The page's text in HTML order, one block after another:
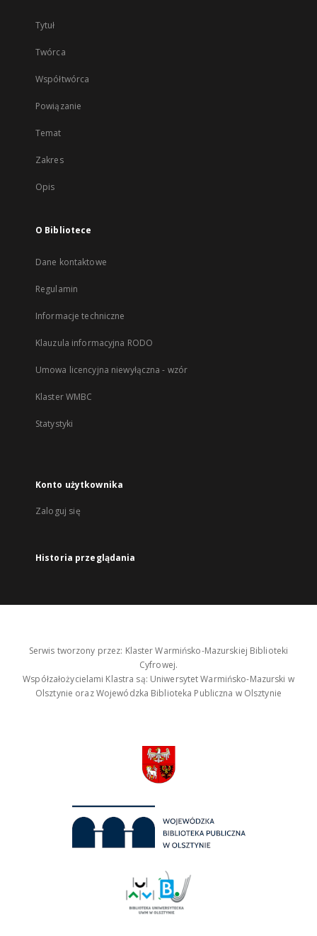
Tytuł
Twórca
Współtwórca
Powiązanie
Temat
Zakres
Opis
O Bibliotece
Dane kontaktowe
Regulamin
Informacje techniczne
Klauzula informacyjna RODO
Umowa licencyjna niewyłączna - wzór
Klaster WMBC
Statystyki
Konto użytkownika
Zaloguj się
Historia przeglądania
Serwis tworzony przez: Klaster Warmińsko-Mazurskiej Biblioteki
Cyfrowej.
Współzałożycielami Klastra są: Uniwersytet Warmińsko-Mazurski w
Olsztynie oraz Wojewódzka Biblioteka Publiczna w Olsztynie